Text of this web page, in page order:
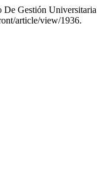
De Gestión
article/view/1936.